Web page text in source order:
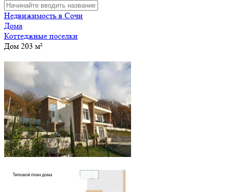
Недвижимость в Сочи
Дома
Коттеджные поселки
Дом 203 м²